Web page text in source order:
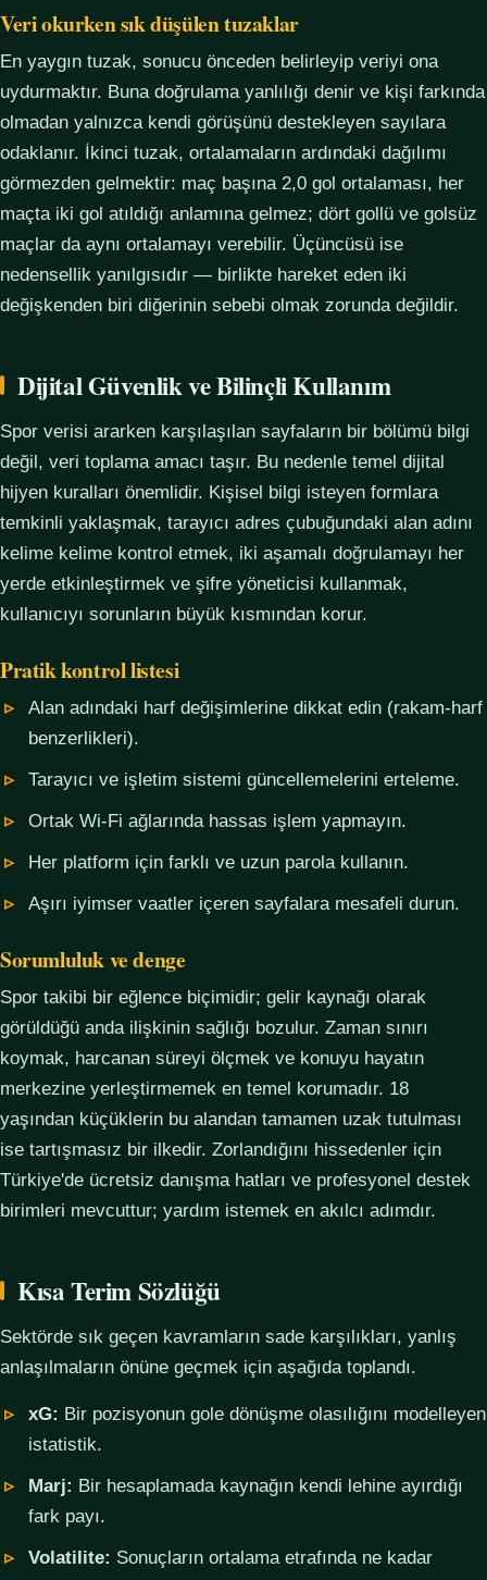
Veri okurken sık düşülen tuzaklar
En yaygın tuzak, sonucu önceden belirleyip veriyi ona
uydurmaktır. Buna doğrulama yanlılığı denir ve kişi farkında
olmadan yalnızca kendi görüşünü destekleyen sayılara
odaklanır. İkinci tuzak, ortalamaların ardındaki dağılımı
görmezden gelmektir: maç başına 2,0 gol ortalaması, her
maçta iki gol atıldığı anlamına gelmez; dört gollü ve golsüz
maçlar da aynı ortalamayı verebilir. Üçüncüsü ise
nedensellik yanılgısıdır — birlikte hareket eden iki
değişkenden biri diğerinin sebebi olmak zorunda değildir.
Dijital Güvenlik ve Bilinçli Kullanım
Spor verisi ararken karşılaşılan sayfaların bir bölümü bilgi
değil, veri toplama amacı taşır. Bu nedenle temel dijital
hijyen kuralları önemlidir. Kişisel bilgi isteyen formlara
temkinli yaklaşmak, tarayıcı adres çubuğundaki alan adını
kelime kelime kontrol etmek, iki aşamalı doğrulamayı her
yerde etkinleştirmek ve şifre yöneticisi kullanmak,
kullanıcıyı sorunların büyük kısmından korur.
Pratik kontrol listesi
Alan adındaki harf değişimlerine dikkat edin (rakam-harf
benzerlikleri).
Tarayıcı ve işletim sistemi güncellemelerini erteleme.
Ortak Wi-Fi ağlarında hassas işlem yapmayın.
Her platform için farklı ve uzun parola kullanın.
Aşırı iyimser vaatler içeren sayfalara mesafeli durun.
Sorumluluk ve denge
Spor takibi bir eğlence biçimidir; gelir kaynağı olarak
görüldüğü anda ilişkinin sağlığı bozulur. Zaman sınırı
koymak, harcanan süreyi ölçmek ve konuyu hayatın
merkezine yerleştirmemek en temel korumadır. 18
yaşından küçüklerin bu alandan tamamen uzak tutulması
ise tartışmasız bir ilkedir. Zorlandığını hissedenler için
Türkiye'de ücretsiz danışma hatları ve profesyonel destek
birimleri mevcuttur; yardım istemek en akılcı adımdır.
Kısa Terim Sözlüğü
Sektörde sık geçen kavramların sade karşılıkları, yanlış
anlaşılmaların önüne geçmek için aşağıda toplandı.
xG: Bir pozisyonun gole dönüşme olasılığını modelleyen
istatistik.
Marj: Bir hesaplamada kaynağın kendi lehine ayırdığı
fark payı.
Volatilite: Sonuçların ortalama etrafında ne kadar